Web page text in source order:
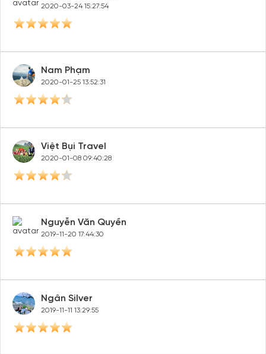
2020-03-24 15:27:54
Nam Phạm
2020-01-25 13:52:31
Việt Bụi Travel
2020-01-08 09:40:28
Nguyễn Văn Quyền
2019-11-20 17:44:30
Ngân Silver
2019-11-11 13:29:55